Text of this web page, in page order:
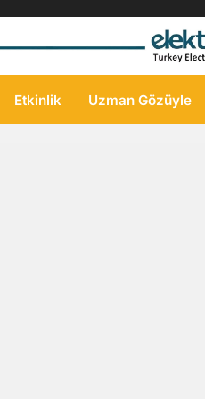
Etkinlik Uzman Gözüyle